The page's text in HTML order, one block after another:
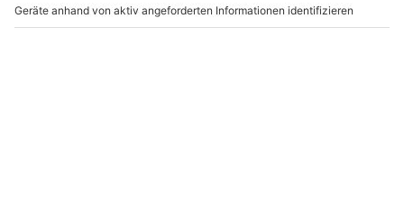
1 Person
379,90 €
1 Person
199,90 €